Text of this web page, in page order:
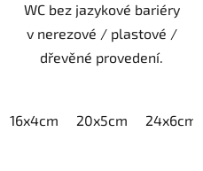
WC bez jazykové bariéry
v nerezové / plastové /
dřevěné provedení.
16x4cm 20x5cm 24x6cm